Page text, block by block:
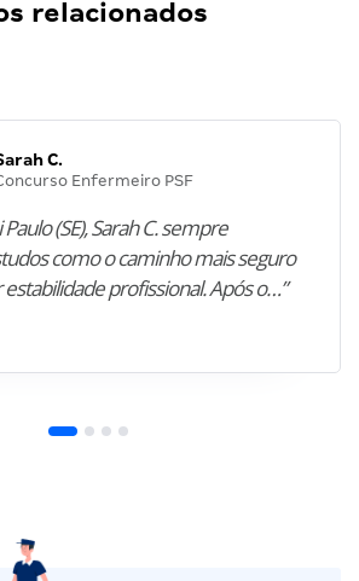
relacionados
C.
Enfermeiro PSF
(SE), Sarah C. sempre
como o caminho mais seguro
profissional. Após o…”